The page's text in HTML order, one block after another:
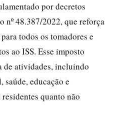
por decretos
nº 48.387/2022, que reforça
todos os tomadores e
ao ISS. Esse imposto
de atividades, incluindo
educação e
quanto não